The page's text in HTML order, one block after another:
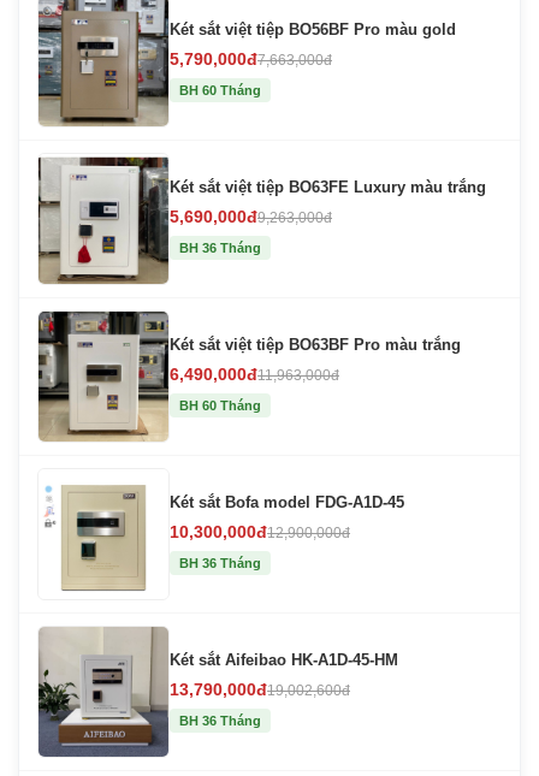
Két sắt việt tiệp BO56BF Pro màu gold
5,790,000đ7,663,000đ
BH 60 Tháng
Két sắt việt tiệp BO63FE Luxury màu trắng
5,690,000đ9,263,000đ
BH 36 Tháng
Két sắt việt tiệp BO63BF Pro màu trắng
6,490,000đ11,963,000đ
BH 60 Tháng
Két sắt Bofa model FDG-A1D-45
10,300,000đ12,900,000đ
BH 36 Tháng
Két sắt Aifeibao HK-A1D-45-HM
13,790,000đ19,002,600đ
BH 36 Tháng